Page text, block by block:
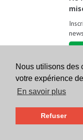
Nous utilisons des
votre expérience
En savoir plus
Refuser